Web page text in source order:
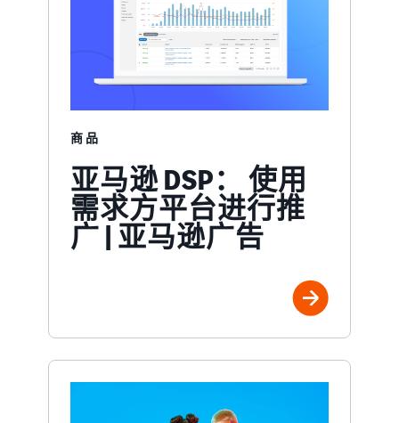
商品
亚马逊 DSP： 使用
需求方平台进行推
广 | 亚马逊广告